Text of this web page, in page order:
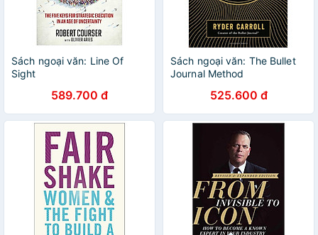
Sách ngoại văn: Line Of
Sight
589.700 đ
Sách ngoại văn: The Bullet
Journal Method
525.600 đ